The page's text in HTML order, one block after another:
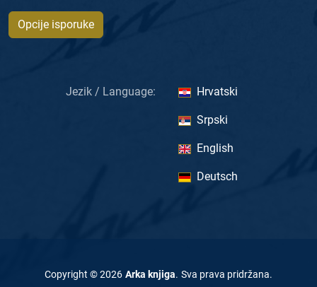
Opcije isporuke
Jezik / Language: Hrvatski
Srpski
English
Deutsch
Copyright ©2026 Arka knjiga. Sva prava pridržana.